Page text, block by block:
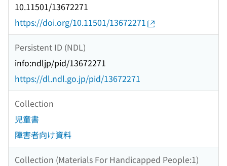
10.11501/13672271
https://doi.org/10.11501/13672271
Persistent ID (NDL)
info:ndljp/pid/13672271
https://dl.ndl.go.jp/pid/13672271
Collection
児童書
障害者向け資料
Collection (Materials For Handicapped People:1)